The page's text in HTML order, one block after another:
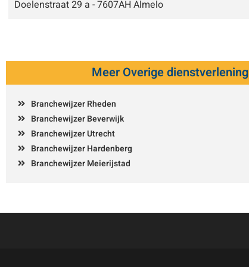
Doelenstraat 29 a - 7607AH Almelo
Meer Overige dienstverlening
Branchewijzer Rheden
Branchewijzer Beverwijk
Branchewijzer Utrecht
Branchewijzer Hardenberg
Branchewijzer Meierijstad